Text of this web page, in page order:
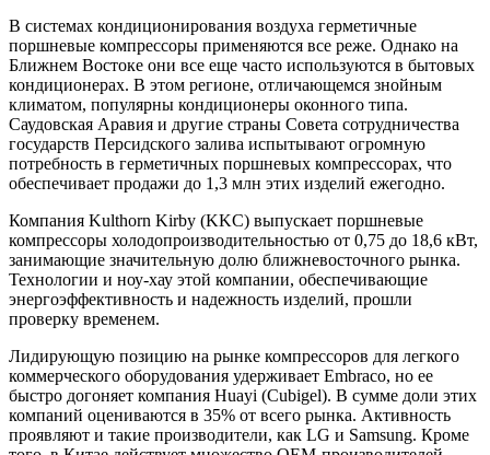
В системах кондиционирования воздуха герметичные
поршневые компрессоры применяются все реже. Однако на
Ближнем Востоке они все еще часто используются в бытовых
кондиционерах. В этом регионе, отличающемся знойным
климатом, популярны кондиционеры оконного типа.
Саудовская Аравия и другие страны Совета сотрудничества
государств Персидского залива испытывают огромную
потребность в герметичных поршневых компрессорах, что
обеспечивает продажи до 1,3 млн этих изделий ежегодно.
Компания Kulthorn Kirby (KKC) выпускает поршневые
компрессоры холодопроизводительностью от 0,75 до 18,6 кВт,
занимающие значительную долю ближневосточного рынка.
Технологии и ноу-хау этой компании, обеспечивающие
энергоэффективность и надежность изделий, прошли
проверку временем.
Лидирующую позицию на рынке компрессоров для легкого
коммерческого оборудования удерживает Embraco, но ее
быстро догоняет компания Huayi (Cubigel). В сумме доли этих
компаний оцениваются в 35% от всего рынка. Активность
проявляют и такие производители, как LG и Samsung. Кроме